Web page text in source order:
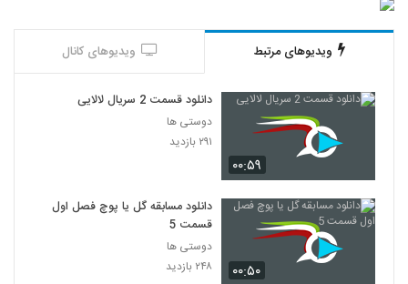
ویدیوهای مرتبط ویدیوهای کانال
۰۰:۵۹
دانلود قسمت 2 سریال لالایی
دوستی ها
۲۹۱ بازدید
۰۰:۵۰
دانلود مسابقه گل یا پوچ فصل اول
قسمت 5
دوستی ها
۲۴۸ بازدید